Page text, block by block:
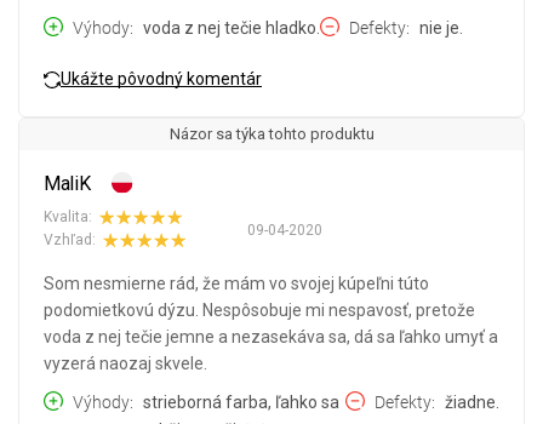
Výhody
voda z nej tečie hladko. Defekty nie je.
Ukážte pôvodný komentár
Názor sa týka tohto produktu
MaliK
09-04-2020
Kvalita:
Vzhľad:
Som nesmierne rád, že mám vo svojej kúpeľni túto
podomietkovú dýzu. Nespôsobuje mi nespavosť, pretože
voda z nej tečie jemne a nezasekáva sa, dá sa ľahko umyť a
vyzerá naozaj skvele.
Výhody
strieborná farba, ľahko sa
Defekty žiadne.